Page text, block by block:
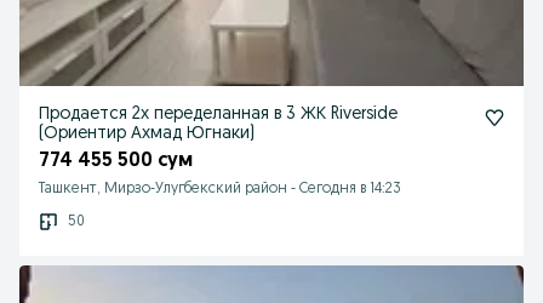
Продается 2х переделанная в 3 ЖК Riverside
(Ориентир Ахмад Югнаки)
774 455 500 сум
Ташкент, Мирзо-Улугбекский район - Сегодня в 14:23
50